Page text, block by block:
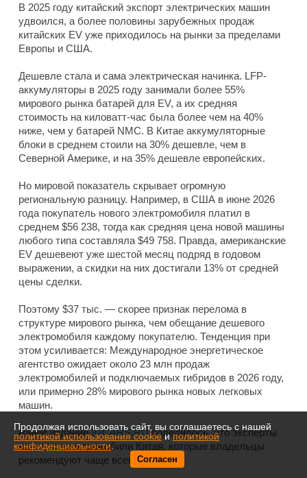
В 2025 году китайский экспорт электрических машин
удвоился, а более половины зарубежных продаж
китайских EV уже приходилось на рынки за пределами
Европы и США.
Дешевле стала и сама электрическая начинка. LFP-
аккумуляторы в 2025 году занимали более 55%
мирового рынка батарей для EV, а их средняя
стоимость на киловатт-час была более чем на 40%
ниже, чем у батарей NMC. В Китае аккумуляторные
блоки в среднем стоили на 30% дешевле, чем в
Северной Америке, и на 35% дешевле европейских.
Но мировой показатель скрывает огромную
региональную разницу. Например, в США в июне 2026
года покупатель нового электромобиля платил в
среднем $56 238, тогда как средняя цена новой машины
любого типа составляла $49 758. Правда, американские
EV дешевеют уже шестой месяц подряд в годовом
выражении, а скидки на них достигали 13% от средней
цены сделки.
Поэтому $37 тыс. — скорее признак перелома в
структуре мирового рынка, чем обещание дешевого
электромобиля каждому покупателю. Тенденция при
этом усиливается: Международное энергетическое
агентство ожидает около 23 млн продаж
электромобилей и подключаемых гибридов в 2026 году,
или примерно 28% мирового рынка новых легковых
машин.
Ранее издание32CARS.RUподелилось, что эксперты
назвали электромобили Китая, которые владельцы
рекомендуют чаще всего.
Продолжая использовать сайт, вы соглашаетесь с нашей
политикой использования cookieиполитикой
конфиденциальности.
Согласен